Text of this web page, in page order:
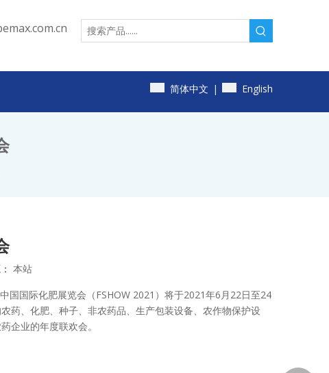
简体中文 | English
本站
国国际化肥展览会（FSHOW 2021）将于2021年6月22日至24
药、化肥、种子、非农药品、生产包装设备、农作物保护设
企业的年度联欢会。